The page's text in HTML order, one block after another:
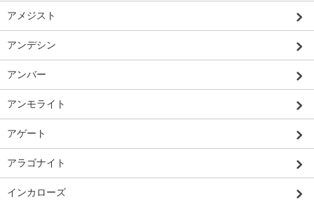
アメジスト
アンデシン
アンバー
アンモライト
アゲート
アラゴナイト
インカローズ